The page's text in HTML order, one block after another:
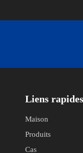
Liens rapides​​​​​​​
Maison
Produits
Cas